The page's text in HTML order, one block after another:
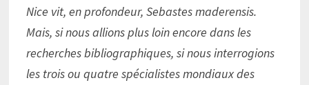
Nice vit, en profondeur, Sebastes maderensis.
Mais, si nous allions plus loin encore dans les
recherches bibliographiques, si nous interrogions
les trois ou quatre spécialistes mondiaux des